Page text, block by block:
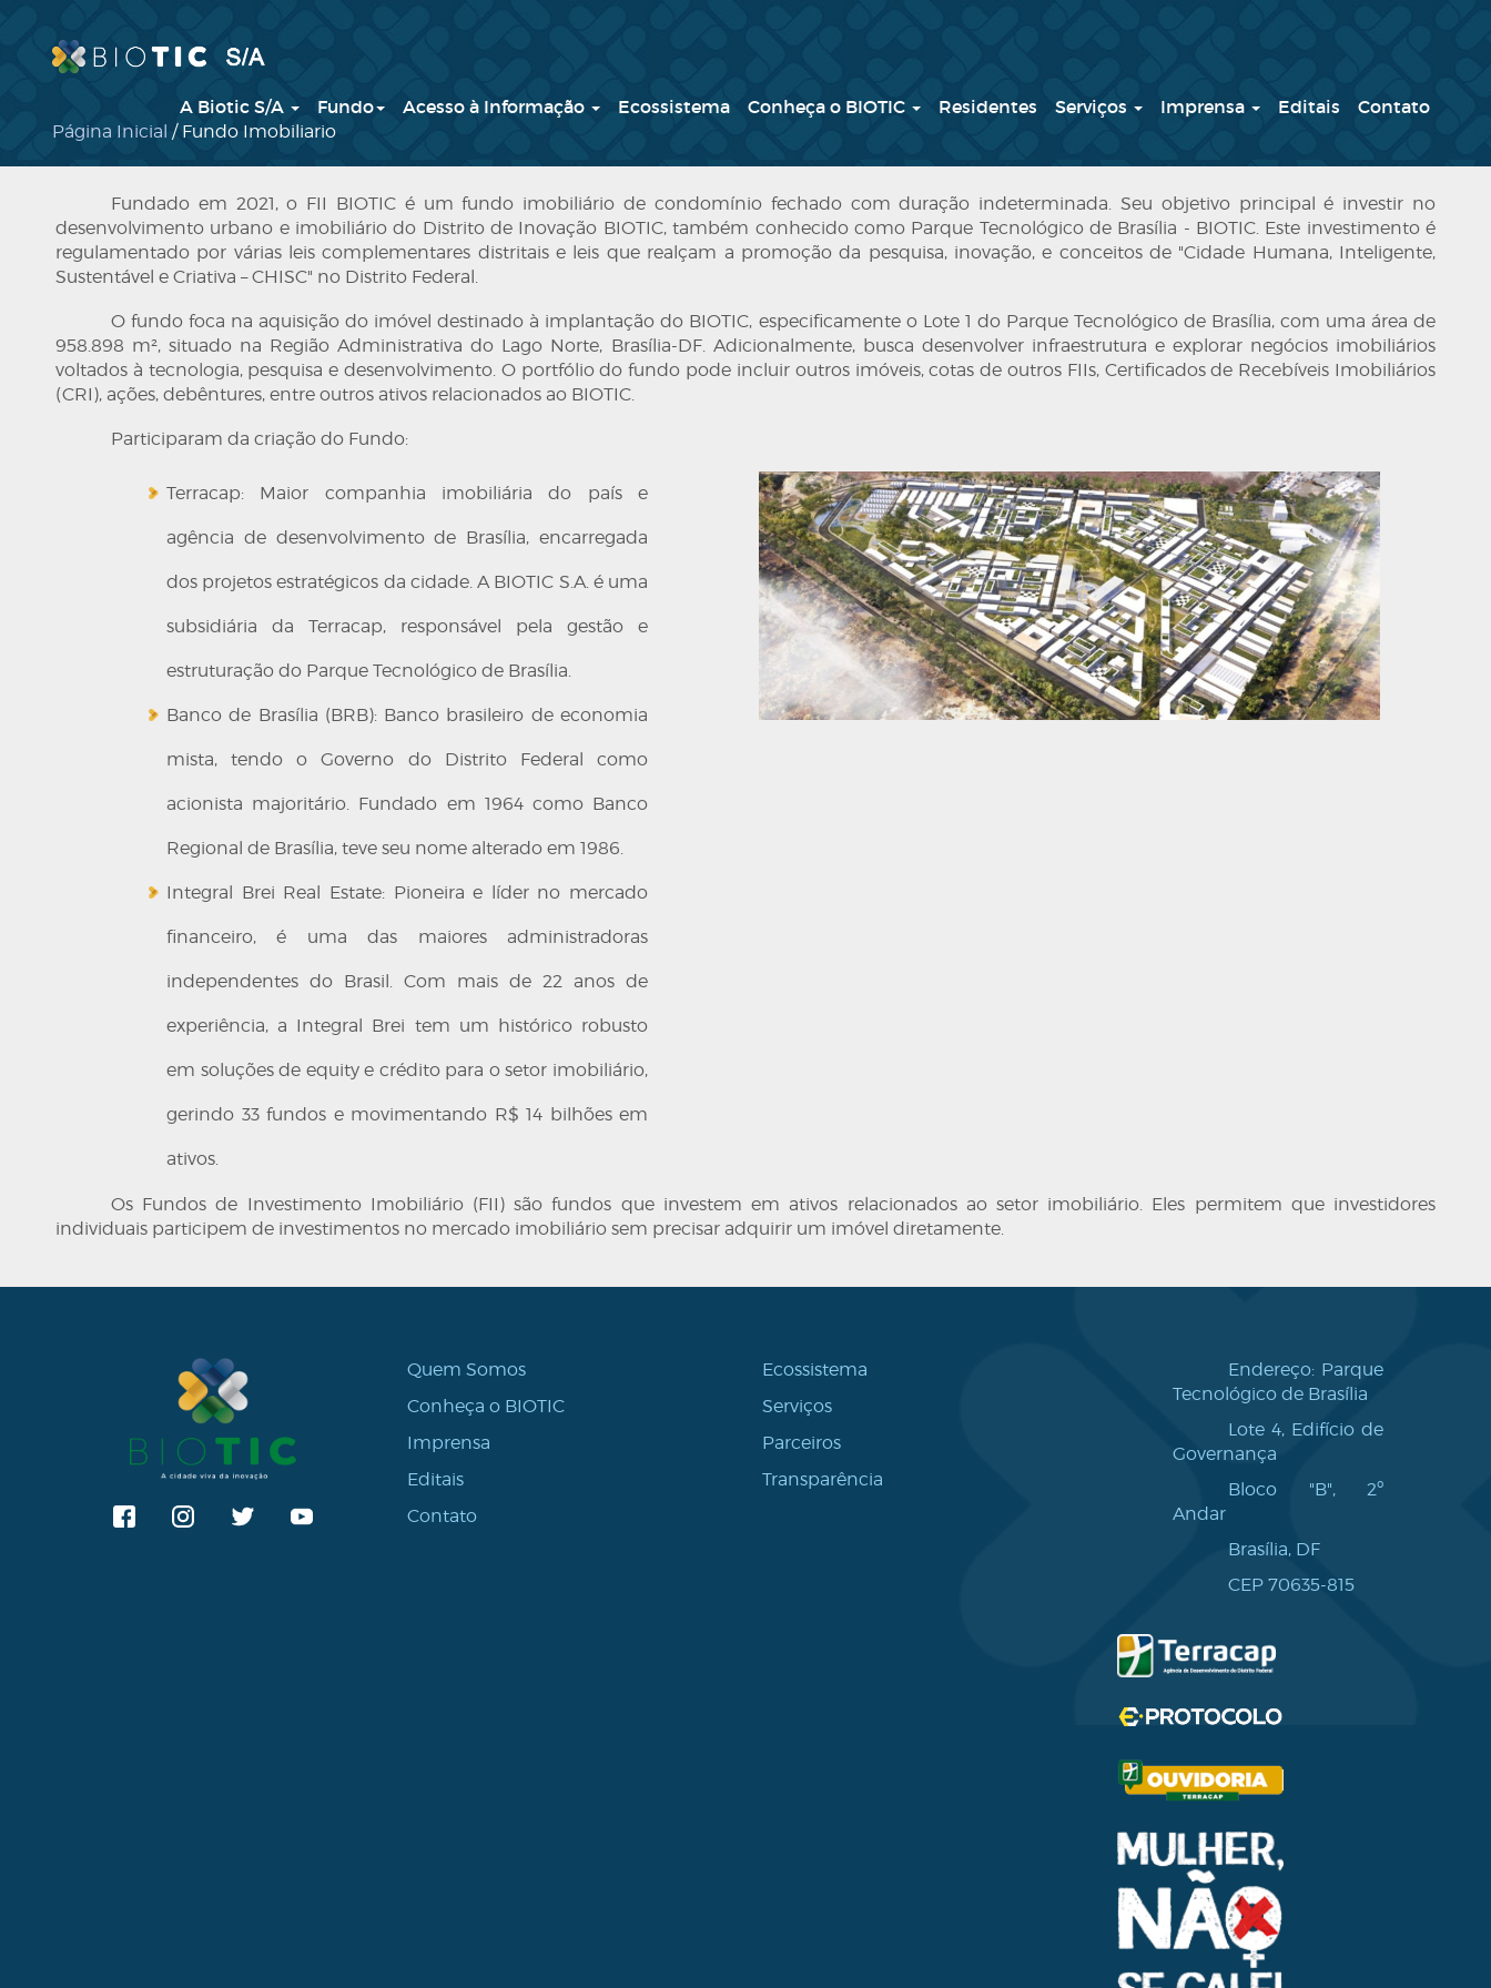
A Biotic S/A Fundo Acesso à Informação Ecossistema Conheça o BIOTIC Residentes Serviços Imprensa Editais Contato
Página Inicial / Fundo Imobiliario
Fundado em 2021, o FII BIOTIC é um fundo imobiliário de condomínio fechado com duração indeterminada. Seu objetivo principal é investir no
desenvolvimento urbano e imobiliário do Distrito de Inovação BIOTIC, também conhecido como Parque Tecnológico de Brasília - BIOTIC. Este investimento é
regulamentado por várias leis complementares distritais e leis que realçam a promoção da pesquisa, inovação, e conceitos de "Cidade Humana, Inteligente,
Sustentável e Criativa – CHISC" no Distrito Federal.
O fundo foca na aquisição do imóvel destinado à implantação do BIOTIC, especificamente o Lote 1 do Parque Tecnológico de Brasília, com uma área de
958.898 m², situado na Região Administrativa do Lago Norte, Brasília-DF. Adicionalmente, busca desenvolver infraestrutura e explorar negócios imobiliários
voltados à tecnologia, pesquisa e desenvolvimento. O portfólio do fundo pode incluir outros imóveis, cotas de outros FIIs, Certificados de Recebíveis Imobiliários
(CRI), ações, debêntures, entre outros ativos relacionados ao BIOTIC.
Participaram da criação do Fundo:
Terracap: Maior companhia imobiliária do país e
agência de desenvolvimento de Brasília, encarregada
dos projetos estratégicos da cidade. A BIOTIC S.A. é uma
subsidiária da Terracap, responsável pela gestão e
estruturação do Parque Tecnológico de Brasília.
Banco de Brasília (BRB): Banco brasileiro de economia
mista, tendo o Governo do Distrito Federal como
acionista majoritário. Fundado em 1964 como Banco
Regional de Brasília, teve seu nome alterado em 1986.
Integral Brei Real Estate: Pioneira e líder no mercado
financeiro, é uma das maiores administradoras
independentes do Brasil. Com mais de 22 anos de
experiência, a Integral Brei tem um histórico robusto
em soluções de equity e crédito para o setor imobiliário,
gerindo 33 fundos e movimentando R$ 14 bilhões em
ativos.
Os Fundos de Investimento Imobiliário (FII) são fundos que investem em ativos relacionados ao setor imobiliário. Eles permitem que investidores
individuais participem de investimentos no mercado imobiliário sem precisar adquirir um imóvel diretamente.
Quem Somos
Conheça o BIOTIC
Imprensa
Editais
Contato
Ecossistema
Serviços
Parceiros
Transparência
Endereço: Parque
Tecnológico de Brasília
Lote 4, Edifício de
Governança
Bloco "B", 2º
Andar
Brasília, DF
CEP 70635-815